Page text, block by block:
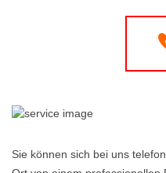
Sie können sich bei uns